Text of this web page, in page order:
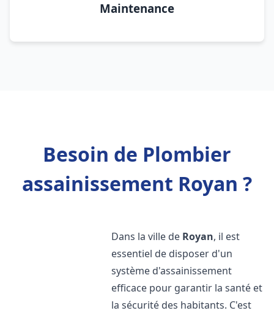
Maintenance
Besoin de Plombier
assainissement Royan ?
Dans la ville de Royan, il est
essentiel de disposer d'un
système d'assainissement
efficace pour garantir la santé et
la sécurité des habitants. C'est